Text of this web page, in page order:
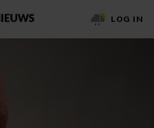
LOG IN